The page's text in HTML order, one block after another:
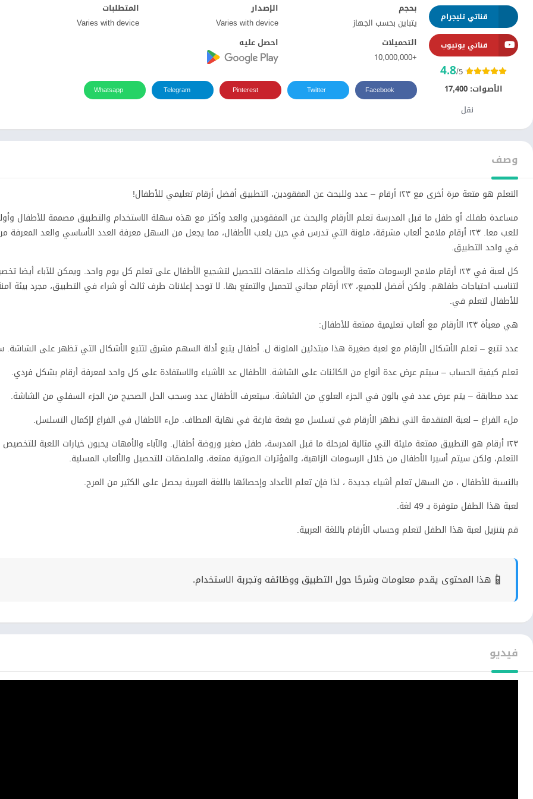
قناتي تليجرام
قناتي يوتيوب
4.8/5
الأصوات: 17,400
نقل
بحجم
يتباين بحسب الجهاز
الإصدار
Varies with device
المتطلبات
Varies with device
التحميلات
+10,000,000
احصل عليه
Facebook
Twitter
Pinterest
Telegram
Whatsapp
وصف
التعلم هو متعة مرة أخرى مع ١٢٣ أرقام – عدد وللبحث عن المفقودين، التطبيق أفضل أرقام تعليمي للأطفال!
مساعدة طفلك أو طفل ما قبل المدرسة تعلم الأرقام والبحث عن المفقودين والعد وأكثر مع هذه سهلة الاستخدام والتطبيق مصممة للأطفال
للعب معا. ١٢٣ أرقام ملامح ألعاب مشرقة، ملونة التي تدرس في حين يلعب الأطفال، مما يجعل من السهل معرفة العدد الأساسي والعد المعرفة
في واحد التطبيق.
كل لعبة في ١٢٣ أرقام ملامح الرسومات متعة والأصوات وكذلك ملصقات للتحصيل لتشجيع الأطفال على تعلم كل يوم واحد. ويمكن للآباء أيضا
لتناسب احتياجات طفلهم. ولكن أفضل للجميع، ١٢٣ أرقام مجاني لتحميل والتمتع بها. لا توجد إعلانات طرف ثالث أو شراء في التطبيق، مجرد
للأطفال لتعلم في.
هي معبأة ١٢٣ الأرقام مع ألعاب تعليمية ممتعة للأطفال:
عدد تتبع – تعلم الأشكال الأرقام مع لعبة صغيرة هذا مبتدئين الملونة ل. أطفال يتبع أدلة السهم مشرق لتتبع الأشكال التي تظهر على
تعلم كيفية الحساب – سيتم عرض عدة أنواع من الكائنات على الشاشة. الأطفال عد الأشياء والاستفادة على كل واحد لمعرفة أرقام بشكل فردي.
عدد مطابقة – يتم عرض عدد في بالون في الجزء العلوي من الشاشة. سيتعرف الأطفال عدد وسحب الحل الصحيح من الجزء السفلي من الشاشة.
ملء الفراغ – لعبة المتقدمة التي تظهر الأرقام في تسلسل مع بقعة فارغة في نهاية المطاف. ملء الاطفال في الفراغ لإكمال التسلسل.
١٢٣ أرقام هو التطبيق ممتعة مليئة التي مثالية لمرحلة ما قبل المدرسة، طفل صغير وروضة أطفال. والآباء والأمهات يحبون خيارات اللعبة للتخصيص
التعلم، ولكن سيتم أسيرا الأطفال من خلال الرسومات الزاهية، والمؤثرات الصوتية ممتعة، والملصقات للتحصيل والألعاب المسلية.
بالنسبة للأطفال ، من السهل تعلم أشياء جديدة ، لذا فإن تعلم الأعداد وإحصائها باللغة العربية يحصل على الكثير من المرح.
لعبة هذا الطفل متوفرة بـ 49 لغة.
قم بتنزيل لعبة هذا الطفل لتعلم وحساب الأرقام باللغة العربية.
📱 هذا المحتوى يقدم معلومات وشرحًا حول التطبيق ووظائفه وتجربة الاستخدام.
فيديو